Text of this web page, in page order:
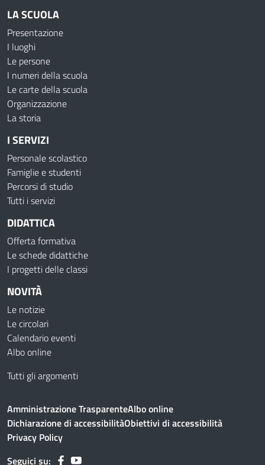
LA SCUOLA
Presentazione
I luoghi
Le persone
I numeri della scuola
Le carte della scuola
Organizzazione
La storia
I SERVIZI
Personale scolastico
Famiglie e studenti
Percorsi di studio
Tutti i servizi
DIDATTICA
Offerta formativa
Le schede didattiche
I progetti delle classi
NOVITÀ
Le notizie
Le circolari
Calendario eventi
Albo online
Tutti gli argomenti
Amministrazione TrasparenteAlbo online
Dichiarazione di accessibilitàObiettivi di accessibilità
Privacy Policy
Seguici su: